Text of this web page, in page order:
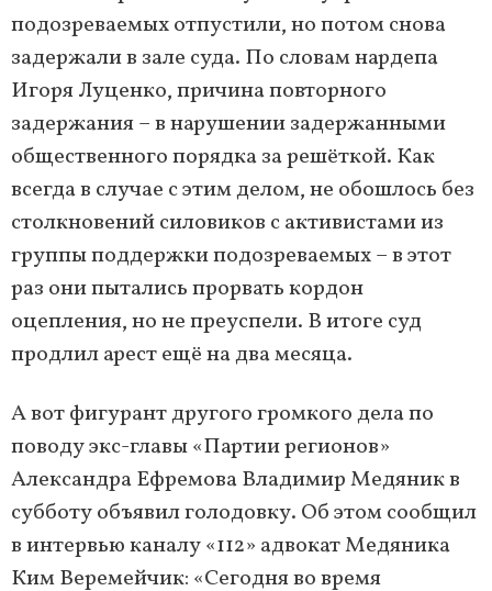
подозреваемых отпустили, но потом снова
задержали в зале суда. По словам нардепа
Игоря Луценко, причина повторного
задержания – в нарушении задержанными
общественного порядка за решёткой. Как
всегда в случае с этим делом, не обошлось без
столкновений силовиков с активистами из
группы поддержки подозреваемых – в этот
раз они пытались прорвать кордон
оцепления, но не преуспели. В итоге суд
продлил арест ещё на два месяца.
А вот фигурант другого громкого дела по
поводу экс-главы «Партии регионов»
Александра Ефремова Владимир Медяник в
субботу объявил голодовку. Об этом сообщил
в интервью каналу «112» адвокат Медяника
Ким Веремейчик: «Сегодня во время